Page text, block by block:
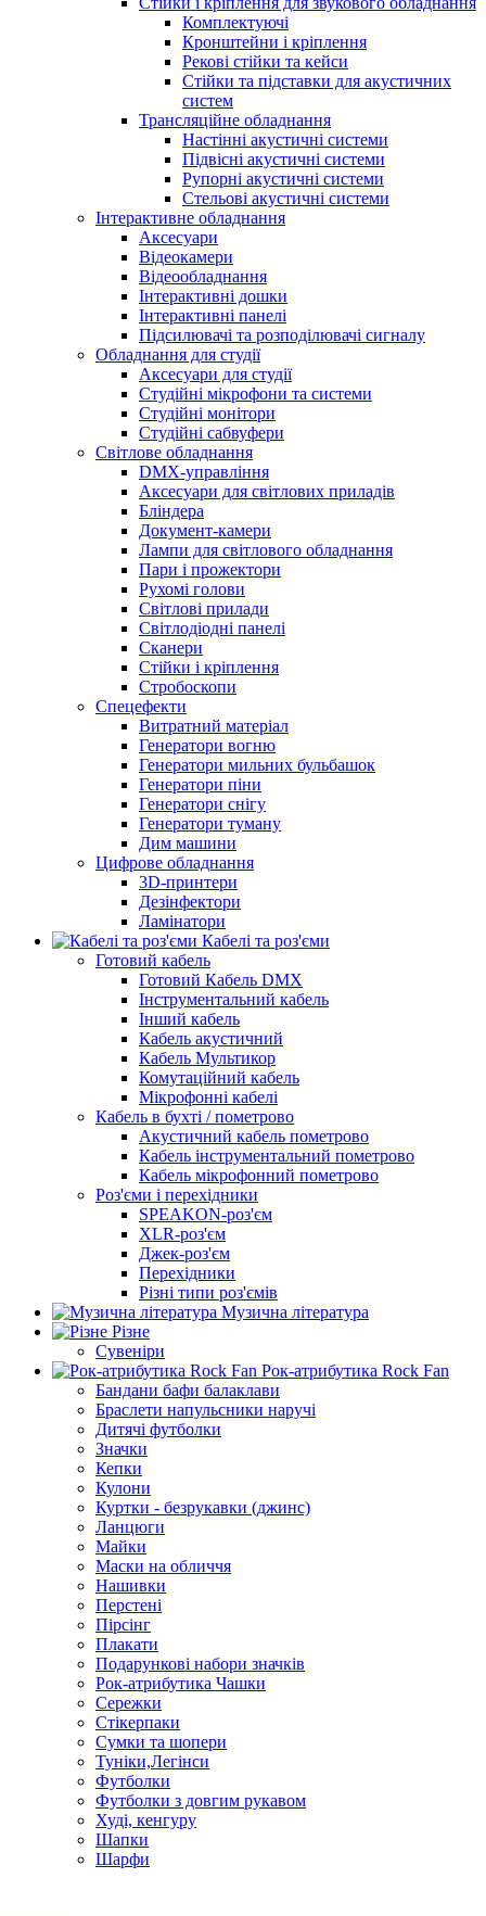
Комплектуючі
Кронштейни і кріплення
Рекові стійки та кейси
Стійки та підставки для акустичних
систем
Трансляційне обладнання
Настінні акустичні системи
Підвісні акустичні системи
Рупорні акустичні системи
Стельові акустичні системи
Інтерактивне обладнання
Аксесуари
Відеокамери
Відеообладнання
Інтерактивні дошки
Інтерактивні панелі
Підсилювачі та розподілювачі сигналу
Обладнання для студії
Аксесуари для студії
Студійні мікрофони та системи
Студійні монітори
Студійні сабвуфери
Світлове обладнання
DMX-управління
Аксесуари для світлових приладів
Бліндера
Документ-камери
Лампи для світлового обладнання
Пари і прожектори
Рухомі голови
Світлові прилади
Світлодіодні панелі
Сканери
Стійки і кріплення
Стробоскопи
Спецефекти
Витратний матеріал
Генератори вогню
Генератори мильних бульбашок
Генератори піни
Генератори снігу
Генератори туману
Дим машини
Цифрове обладнання
3D-принтери
Дезінфектори
Ламінатори
Кабелі та роз'єми
Готовий кабель
Готовий Кабель DMX
Інструментальний кабель
Інший кабель
Кабель акустичний
Кабель Мультикор
Комутаційний кабель
Мікрофонні кабелі
Кабель в бухті / пометрово
Акустичний кабель пометрово
Кабель інструментальний пометрово
Кабель мікрофонний пометрово
Роз'єми і перехідники
SPEAKON-роз'єм
XLR-роз'єм
Джек-роз'єм
Перехідники
Різні типи роз'ємів
Музична література
Різне
Сувеніри
Рок-атрибутика Rock Fan
Бандани бафи балаклави
Браслети напульсники наручі
Дитячі футболки
Значки
Кепки
Кулони
Куртки - безрукавки (джинс)
Ланцюги
Майки
Маски на обличчя
Нашивки
Перстені
Пірсінг
Плакати
Подарункові набори значків
Рок-атрибутика Чашки
Сережки
Стікерпаки
Сумки та шопери
Туніки,Легінси
Футболки
Футболки з довгим рукавом
Худі, кенгуру
Шапки
Шарфи